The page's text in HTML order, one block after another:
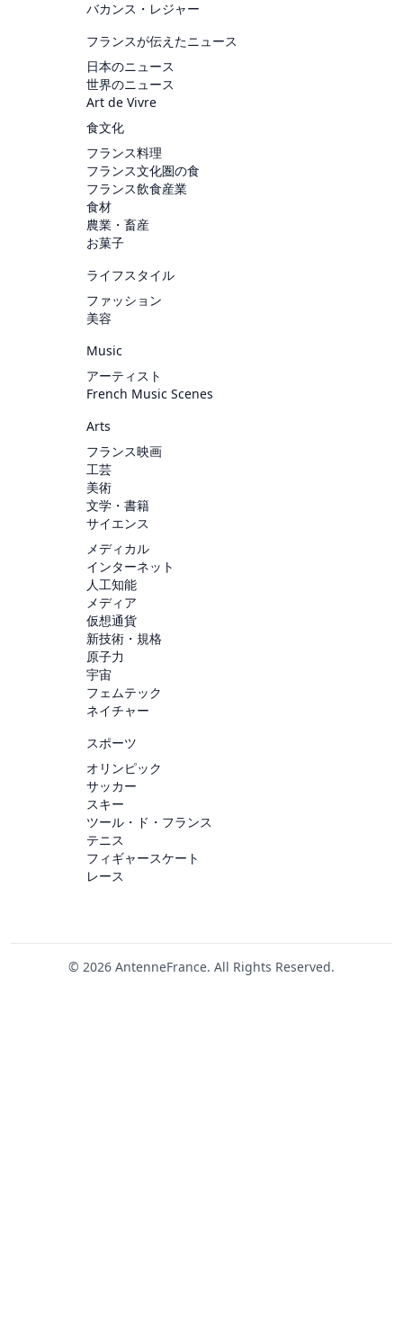
バカンス・レジャー
フランスが伝えたニュース
日本のニュース
世界のニュース
Art de Vivre
食文化
フランス料理
フランス文化圏の食
フランス飲食産業
食材
農業・畜産
お菓子
ライフスタイル
ファッション
美容
Music
アーティスト
French Music Scenes
Arts
フランス映画
工芸
美術
文学・書籍
サイエンス
メディカル
インターネット
人工知能
メディア
仮想通貨
新技術・規格
原子力
宇宙
フェムテック
ネイチャー
スポーツ
オリンピック
サッカー
スキー
ツール・ド・フランス
テニス
フィギャースケート
レース
© 2026 AntenneFrance. All Rights Reserved.